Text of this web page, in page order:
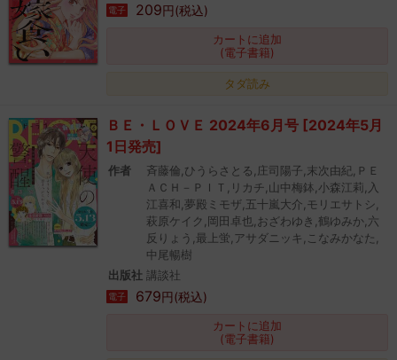
電子 209円(税込)
カートに追加
(電子書籍)
タダ読み
ＢＥ・ＬＯＶＥ 2024年6月号 [2024年5月
1日発売]
作者
斉藤倫,ひうらさとる,庄司陽子,末次由紀,ＰＥ
ＡＣＨ－ＰＩＴ,リカチ,山中梅鉢,小森江莉,入
江喜和,夢殿ミモザ,五十嵐大介,モリエサトシ,
萩原ケイク,岡田卓也,おざわゆき,鶴ゆみか,六
反りょう,最上蛍,アサダニッキ,こなみかなた,
中尾暢樹
出版社 講談社
電子 679円(税込)
カートに追加
(電子書籍)